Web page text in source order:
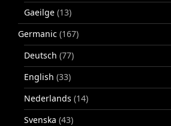
Gaeilge (13)
Germanic (167)
Deutsch (77)
English (33)
Nederlands (14)
Svenska (43)